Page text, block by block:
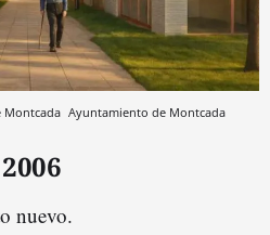
Montcada Ayuntamiento de Montcada
nuevo.